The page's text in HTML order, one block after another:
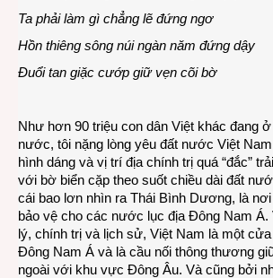
Ta phải làm gì chẳng lẽ đứng ngơ
Hồn thiêng sông núi ngàn năm đứng dậy
Đuổi tan giặc cướp giữ vẹn cõi bờ
Như hơn 90 triệu con dân Việt khác đang
nước, tôi nặng lòng yêu đất nước Việt
hình dáng và vị trí địa chính trị quá “đắc”
với bờ biển cặp theo suốt chiều dài đất
cái bao lơn nhìn ra Thái Bình Dương, là
bảo vệ cho các nước lục địa Đông Nam Á.
lý, chính trị và lịch sử, Việt Nam là một
Đông Nam Á và là cầu nối thông thương
ngoài với khu vực Đông Âu. Và cũng bởi